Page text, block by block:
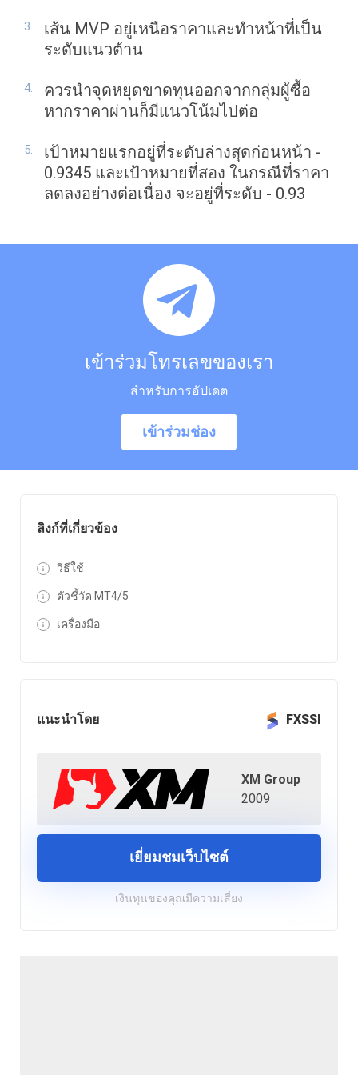
ลิงก์ที่เกี่ยวข้อง
วิธีใช้
ตัวชี้วัด MT4/5
เครื่องมือ
แนะนำโดย FXSSI
XM Group
2009
เยี่ยมชมเว็บไซต์
เงินทุนของคุณมีความเสี่ยง
เส้น MVP อยู่เหนือราคาและทำหน้าที่เป็น
ระดับแนวต้าน
ควรนำจุดหยุดขาดทุนออกจากกลุ่มผู้ซื้อ
หากราคาผ่านก็มีแนวโน้มไปต่อ
เป้าหมายแรกอยู่ที่ระดับล่างสุดก่อนหน้า -
0.9345 และเป้าหมายที่สอง ในกรณีที่ราคา
ลดลงอย่างต่อเนื่อง จะอยู่ที่ระดับ - 0.93
เข้าร่วมโทรเลขของเรา
สำหรับการอัปเดต
เข้าร่วมช่อง